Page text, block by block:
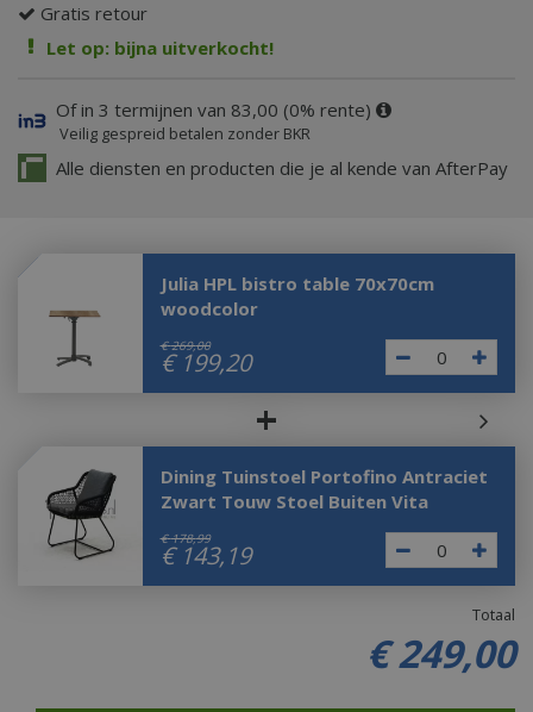
Gratis retour
Let op: bijna uitverkocht!
Of in 3 termijnen van 83,00 (0% rente)
Veilig gespreid betalen zonder BKR
Alle diensten en producten die je al kende van AfterPay
Julia HPL bistro table 70x70cm
woodcolor
€ 269,00
€ 199,20
+
Dining Tuinstoel Portofino Antraciet
Zwart Touw Stoel Buiten Vita
€ 178,99
€ 143, 19
Totaal
€ 249,00